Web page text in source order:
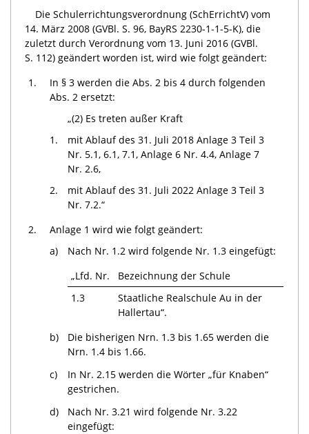
Die Schulerrichtungsverordnung (SchErrichtV) vom
14. März 2008 (GVBl. S. 96, BayRS 2230-1-1-5-K), die
zuletzt durch Verordnung vom 13. Juni 2016 (GVBl.
S. 112) geändert worden ist, wird wie folgt geändert:
1.
In § 3 werden die Abs. 2 bis 4 durch folgenden
Abs. 2 ersetzt:
„(2) Es treten außer Kraft
1.
mit Ablauf des 31. Juli 2018 Anlage 3 Teil 3
Nr. 5.1, 6.1, 7.1, Anlage 6 Nr. 4.4, Anlage 7
Nr. 2.6,
2.
mit Ablauf des 31. Juli 2022 Anlage 3 Teil 3
Nr. 7.2.“
2.
Anlage 1 wird wie folgt geändert:
a)
Nach Nr. 1.2 wird folgende Nr. 1.3 eingefügt:
„Lfd. Nr.
Bezeichnung der Schule
1.3
Staatliche Realschule Au in der
Hallertau“.
b)
Die bisherigen Nrn. 1.3 bis 1.65 werden die
Nrn. 1.4 bis 1.66.
c)
In Nr. 2.15 werden die Wörter „für Knaben“
gestrichen.
d)
Nach Nr. 3.21 wird folgende Nr. 3.22
eingefügt: